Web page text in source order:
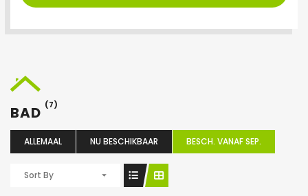
BAD (7)
ALLEMAAL NU BESCHIKBAAR BESCH. VANAF SEP.
Sort By